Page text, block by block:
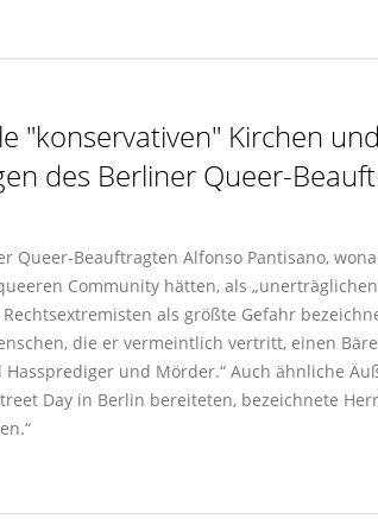
"konservativen" Kirchen
des Berliner Queer-
Queer-Beauftragten Alfonso Pantisano,
Community hätten, als
als größte Gefahr
die er vermeintlich vertritt, einen
und Mörder.“ Auch ähnliche
Day in Berlin bereiteten, bezeichnete